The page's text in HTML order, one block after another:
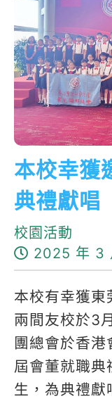
本校幸獲
典禮獻唱
校園活動
2025 年 3
本校有幸獲東
兩間友校於3
團總會於香
屆會董就職典
生，為典禮獻